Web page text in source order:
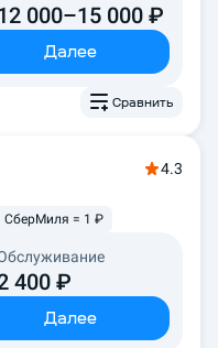
000–15 000 ₽
Далее
Сравнить
4.3
СберМиля = 1 ₽
400 ₽
Далее